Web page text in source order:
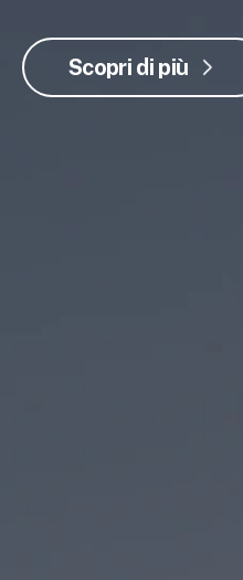
Scopri di più